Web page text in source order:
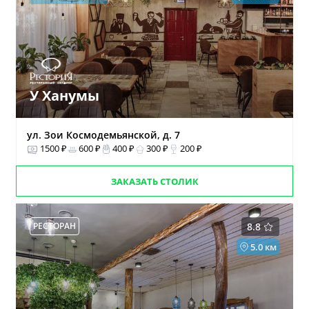
У Ханумы
ул. Зои Космодемьянской, д. 7
1500 ₽ 600 ₽ 400 ₽ 300 ₽ 200 ₽
ЗАКАЗАТЬ СТОЛИК
8.8
РЕСТОРАН
5.0 км